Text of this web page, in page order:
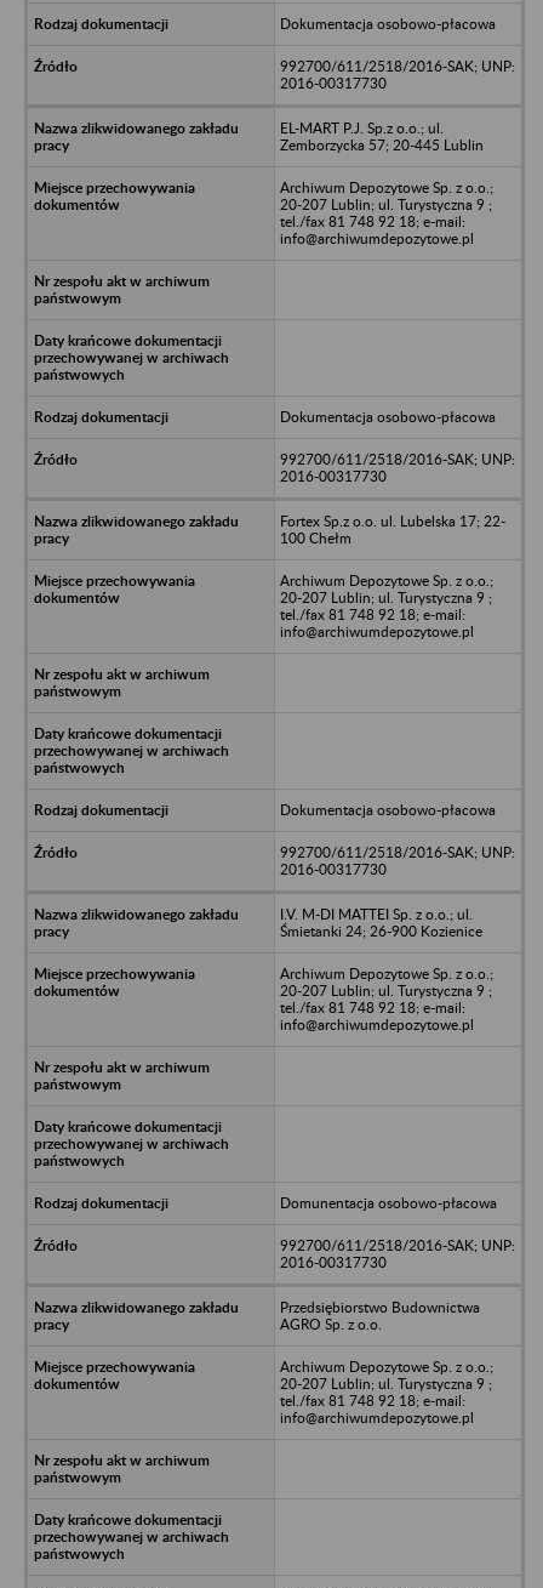
Dokumentacja osobowo-płacowa
992700/611/2518/2016-SAK; UNP:
2016-00317730
EL-MART P.J. Sp.z o.o.; ul.
Zemborzycka 57; 20-445 Lublin
Archiwum Depozytowe Sp. z o.o.;
20-207 Lublin; ul. Turystyczna 9 ;
tel./fax 81 748 92 18; e-mail:
info@archiwumdepozytowe.pl
Dokumentacja osobowo-płacowa
992700/611/2518/2016-SAK; UNP:
2016-00317730
Fortex Sp.z o.o. ul. Lubelska 17; 22-
100 Chełm
Archiwum Depozytowe Sp. z o.o.;
20-207 Lublin; ul. Turystyczna 9 ;
tel./fax 81 748 92 18; e-mail:
info@archiwumdepozytowe.pl
Dokumentacja osobowo-płacowa
992700/611/2518/2016-SAK; UNP:
2016-00317730
I.V. M-DI MATTEI Sp. z o.o.; ul.
Śmietanki 24; 26-900 Kozienice
Archiwum Depozytowe Sp. z o.o.;
20-207 Lublin; ul. Turystyczna 9 ;
tel./fax 81 748 92 18; e-mail:
info@archiwumdepozytowe.pl
Domunentacja osobowo-płacowa
992700/611/2518/2016-SAK; UNP:
2016-00317730
Przedsiębiorstwo Budownictwa
AGRO Sp. z o.o.
Archiwum Depozytowe Sp. z o.o.;
20-207 Lublin; ul. Turystyczna 9 ;
tel./fax 81 748 92 18; e-mail:
info@archiwumdepozytowe.pl